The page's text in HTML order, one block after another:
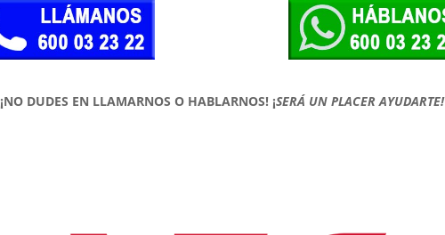
¡NO DUDES EN LLAMARNOS O HABLARNOS! ¡SERÁ UN PLACER AYUDARTE!